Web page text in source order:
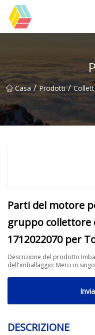
Casa / Prodotti /
Parti del motore
gruppo collettore
1712022070 per
Descrizione del prodotto
dell'imballaggio: Merci in
DESCRIZIONE